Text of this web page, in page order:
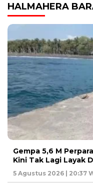
HALMAHERA
Gempa 5,6 M
Kini Tak Lagi Layak
5 Agustus 2026 | 20:37